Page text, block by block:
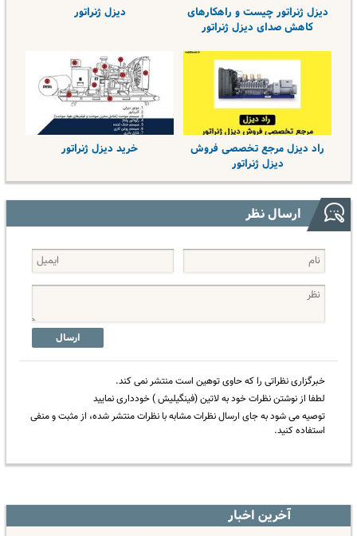
دیزل ژنراتور چیست و راه­کارهای
کاهش صدای دیزل ژنراتور
دیزل ژنراتور
راد دیزل مرجع تخصصی فروش
دیزل ژنراتور
خرید دیزل ژنراتور
ارسال نظر
ارسال
خبرگزاری نظراتی را که حاوی توهین است منتشر نمی کند.
لطفا از نوشتن نظرات خود به لاتین (فینگیلیش ) خودداری نمایید
توصیه می شود به جای ارسال نظرات مشابه با نظرات منتشر شده، از مثبت و منفی
استفاده کنید.
آخرین اخبار